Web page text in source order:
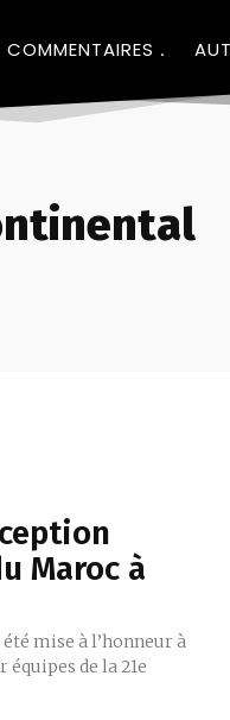
COMMENTAIRES
Maroc à
mise à l’honneur à
de la 21e